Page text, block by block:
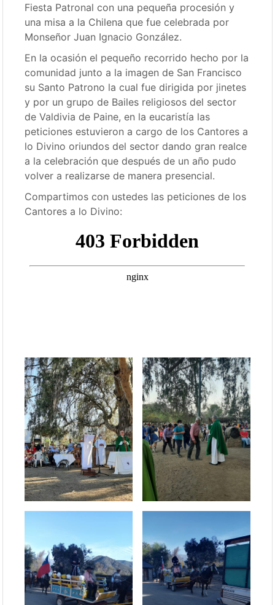
Fiesta Patronal con una pequeña procesión y
una misa a la Chilena que fue celebrada por
Monseñor Juan Ignacio González.
En la ocasión el pequeño recorrido hecho por la
comunidad junto a la imagen de San Francisco
su Santo Patrono la cual fue dirigida por jinetes
y por un grupo de Bailes religiosos del sector
de Valdivia de Paine, en la eucaristía las
peticiones estuvieron a cargo de los Cantores a
lo Divino oriundos del sector dando gran realce
a la celebración que después de un año pudo
volver a realizarse de manera presencial.
Compartimos con ustedes las peticiones de los
Cantores a lo Divino: